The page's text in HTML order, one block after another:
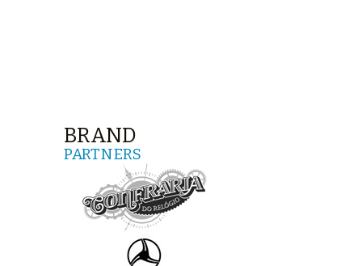
BRAND
PARTNERS